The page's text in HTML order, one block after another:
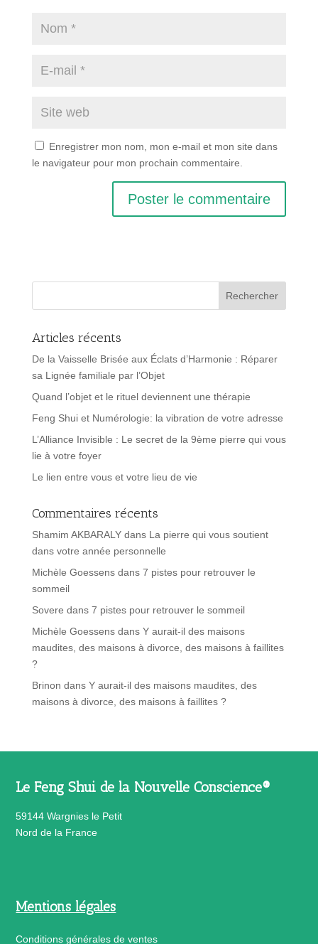
Enregistrer mon nom, mon e-mail et mon site dans
le navigateur pour mon prochain commentaire.
Articles récents
De la Vaisselle Brisée aux Éclats d’Harmonie : Réparer
sa Lignée familiale par l’Objet
Quand l’objet et le rituel deviennent une thérapie
Feng Shui et Numérologie: la vibration de votre adresse
L’Alliance Invisible : Le secret de la 9ème pierre qui vous
lie à votre foyer
Le lien entre vous et votre lieu de vie
Commentaires récents
Shamim AKBARALYdans La pierre qui vous soutient
dans votre année personnelle
Michèle Goessensdans 7 pistes pour retrouver le
sommeil
Sovere dans 7 pistes pour retrouver le sommeil
Michèle Goessensdans Y aurait-il des maisons
maudites, des maisons à divorce, des maisons à faillites
?
Brinon dans Y aurait-il des maisons maudites, des
maisons à divorce, des maisons à faillites ?
Le Feng Shui de la Nouvelle Conscience®
59144 Wargnies le Petit
Nord de la France
Mentions légales
Conditions générales de ventes